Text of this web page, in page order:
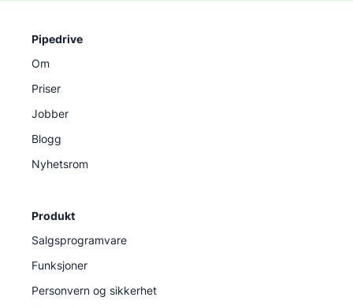
Pipedrive
Om
Priser
Jobber
Blogg
Nyhetsrom
Produkt
Salgsprogramvare
Funksjoner
Personvern og sikkerhet